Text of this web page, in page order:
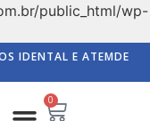
public_html/wp-
IDENTAL E ATEMDE
0